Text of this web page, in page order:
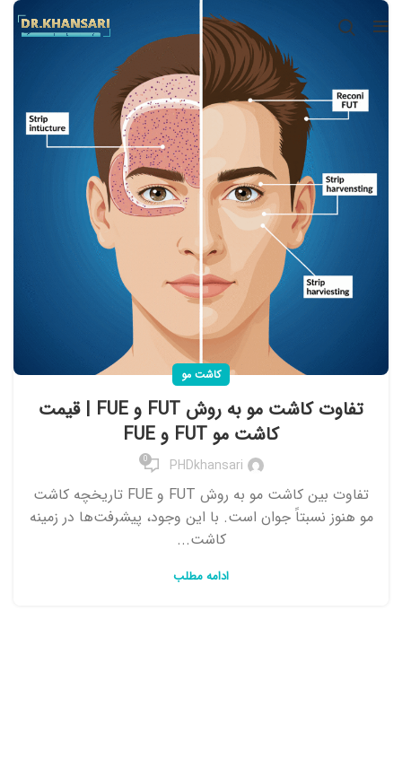
کاشت مو
تفاوت کاشت مو به روش FUT و FUE | قیمت
کاشت مو FUT و FUE
PHDkhansari
0
تفاوت بین کاشت مو به روش FUT و FUE تاریخچه کاشت
مو هنوز نسبتاً جوان است. با این وجود، پیشرفت‌ها در زمینه
کاشت...
ادامه مطلب